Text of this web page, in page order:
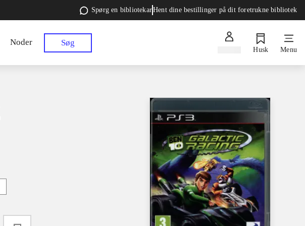
Spørg en bibliotekarHent dine bestillinger på dit foretrukne bibliotek
Noder Søg
Husk Menu